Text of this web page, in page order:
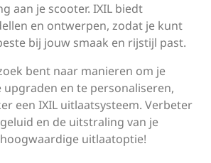
aan je scooter. IXIL biedt
en ontwerpen, zodat je kunt
bij jouw smaak en rijstijl past.
bent naar manieren om je
en te personaliseren,
een IXIL uitlaatsysteem. Verbeter
en de uitstraling van je
uitlaatoptie!